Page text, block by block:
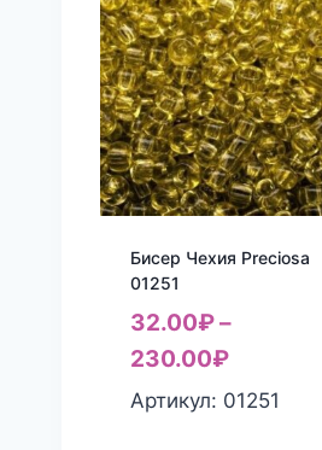
Бисер Чехия Preciosa
01251
32.00₽–
230.00₽
Артикул: 01251